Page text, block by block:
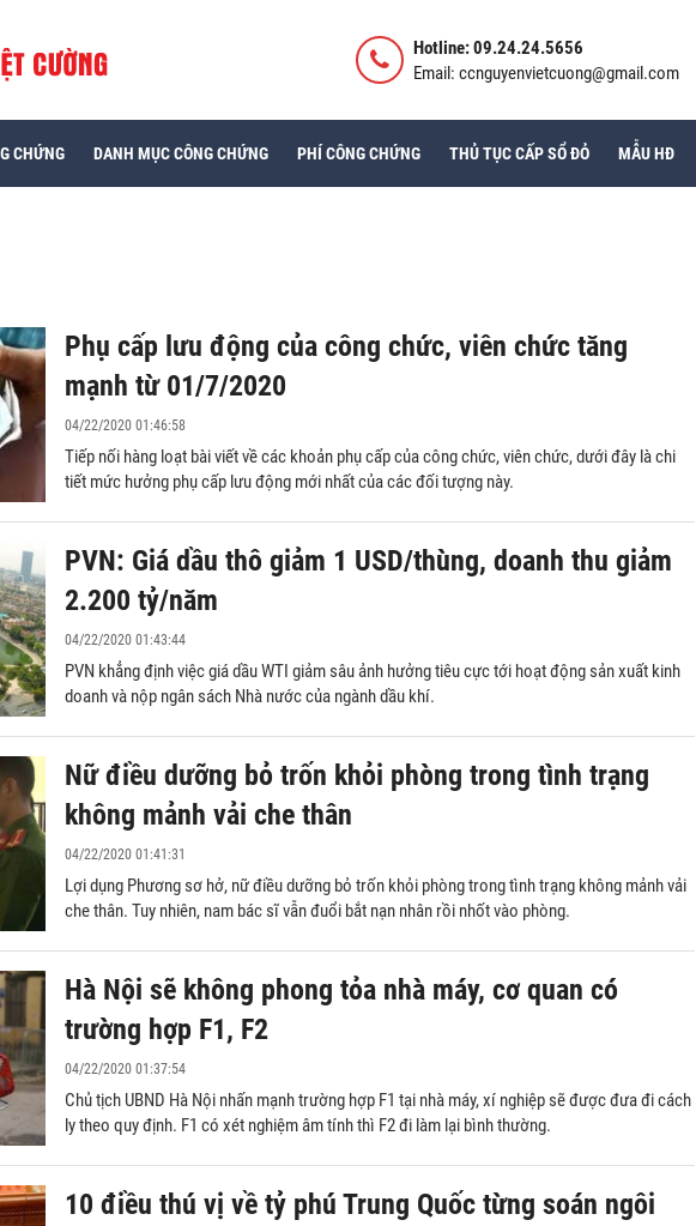
Hotline: 09.24.24.5656
Email: ccnguyenvietcuong@gmail.com
CHỨNG DANH MỤC CÔNG CHỨNG PHÍ CÔNG CHỨNG THỦ TỤC CẤP SỔ ĐỎ MẪU HĐ
Phụ cấp lưu động của công chức, viên chức tăng
mạnh từ 01/7/2020
04/22/2020 01:46:58
Tiếp nối hàng loạt bài viết về các khoản phụ cấp của công chức, viên chức, dưới đây là chi
tiết mức hưởng phụ cấp lưu động mới nhất của các đối tượng này.
PVN: Giá dầu thô giảm 1 USD/thùng, doanh thu giảm
2.200 tỷ/năm
04/22/2020 01:43:44
PVN khẳng định việc giá dầu WTI giảm sâu ảnh hưởng tiêu cực tới hoạt động sản xuất kinh
doanh và nộp ngân sách Nhà nước của ngành dầu khí.
Nữ điều dưỡng bỏ trốn khỏi phòng trong tình trạng
không mảnh vải che thân
04/22/2020 01:41:31
Lợi dụng Phương sơ hở, nữ điều dưỡng bỏ trốn khỏi phòng trong tình trạng không mảnh vải
che thân. Tuy nhiên, nam bác sĩ vẫn đuổi bắt nạn nhân rồi nhốt vào phòng.
Hà Nội sẽ không phong tỏa nhà máy, cơ quan có
trường hợp F1, F2
04/22/2020 01:37:54
Chủ tịch UBND Hà Nội nhấn mạnh trường hợp F1 tại nhà máy, xí nghiệp sẽ được đưa đi cách
ly theo quy định. F1 có xét nghiệm âm tính thì F2 đi làm lại bình thường.
10 điều thú vị về tỷ phú Trung Quốc từng soán ngôi
Công chứng hợp đồng thế chấp nhà
đất, tài sản
chồng